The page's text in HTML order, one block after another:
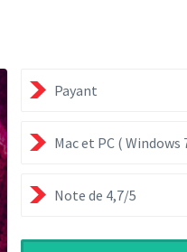
Payant
Mac et PC ( Windows
Note de 4,7/5